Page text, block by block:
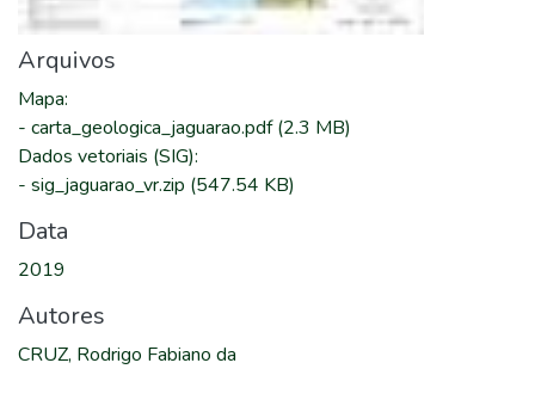
Arquivos
Mapa:
- carta_geologica_jaguarao.pdf(2.3 MB)
Dados vetoriais (SIG):
- sig_jaguarao_vr.zip (547.54 KB)
Data
2019
Autores
CRUZ, Rodrigo Fabiano da